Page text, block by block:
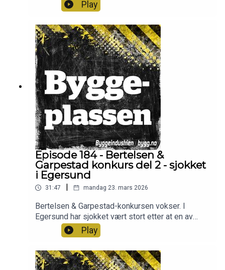
Børmer om hvordan hans møte med
byggenæringen har vært og hva han mener blir
viktig fremover. Han legger vekt på at samarbeid
er avgjørende, men mener samtidig Statsbygg må
utfordre mer. Programleder er Frode Aga.
Play
Episode 184 - Bertelsen &
Garpestad konkurs del 2 - sjokket
i Egersund
31:47 | mandag 23. mars 2026
Bertelsen & Garpestad-konkursen vokser. I
Egersund har sjokket vært stort etter at en av
kommunens viktigste arbeidsgivere forsvant.
Ordfører i Eigersund kommune, Anja Hovland,
forteller om hvordan er blitt påvirket og hva
Bertelsen & Garpestad har betydd for kommunen.
Play